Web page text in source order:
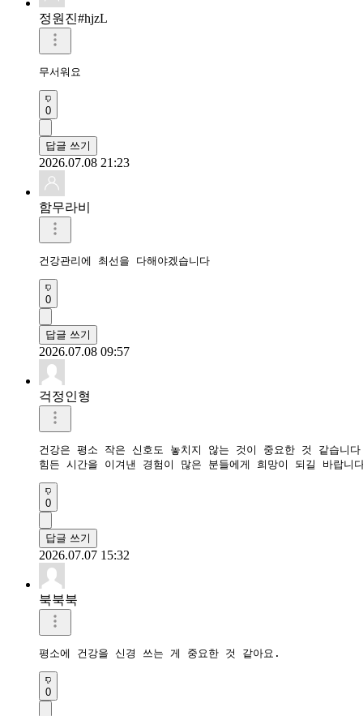
정원진#hjzL
무서워요
0
답글 쓰기
2026.07.08 21:23
함무라비
건강관리에 최선을 다해야겠습니다
0
답글 쓰기
2026.07.08 09:57
걱정인형
건강은 평소 작은 신호도 놓치지 않는 것이 중요한 것 같습니
0
답글 쓰기
2026.07.07 15:32
북북북
평소에 건강을 신경 쓰는 게 중요한 것 같아요.
0